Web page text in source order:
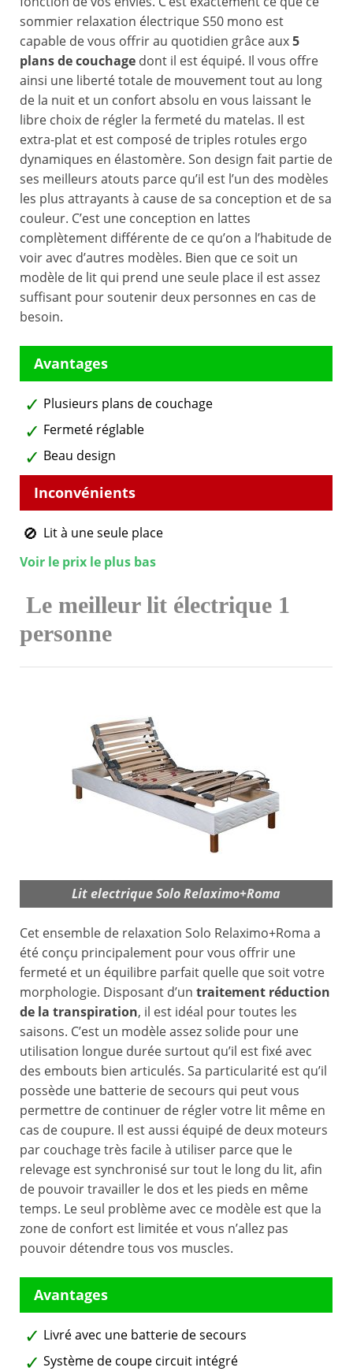
sommier relaxation électrique S50 mono est
capable de vous offrir au quotidien grâce aux5
plans de couchage dont il est équipé. Il vous offre
ainsi une liberté totale de mouvement tout au long
de la nuit et un confort absolu en vous laissant le
libre choix de régler la fermeté du matelas. Il est
extra-plat et est composé de triples rotules ergo
dynamiques en élastomère. Son design fait partie de
ses meilleurs atouts parce qu’il est l’un des modèles
les plus attrayants à cause de sa conception et de sa
couleur. C’est une conception en lattes
complètement différente de ce qu’on a l’habitude de
voir avec d’autres modèles. Bien que ce soit un
modèle de lit qui prend une seule place il est assez
suffisant pour soutenir deux personnes en cas de
besoin.
Plusieurs plans de couchage
Fermeté réglable
Beau design
Lit à une seule place
Voir le prix le plus bas
Le meilleur lit électrique 1
personne
Lit electrique Solo Relaximo+Roma
Cet ensemble de relaxation Solo Relaximo+Roma a
été conçu principalement pour vous offrir une
fermeté et un équilibre parfait quelle que soit votre
morphologie. Disposant d’un traitement réduction
de la transpiration, il est idéal pour toutes les
saisons. C’est un modèle assez solide pour une
utilisation longue durée surtout qu’il est fixé avec
des embouts bien articulés. Sa particularité est qu’il
possède une batterie de secours qui peut vous
permettre de continuer de régler votre lit même en
cas de coupure. Il est aussi équipé de deux moteurs
par couchage très facile à utiliser parce que le
relevage est synchronisé sur tout le long du lit, afin
de pouvoir travailler le dos et les pieds en même
temps. Le seul problème avec ce modèle est que la
zone de confort est limitée et vous n’allez pas
pouvoir détendre tous vos muscles.
Livré avec une batterie de secours
Système de coupe circuit intégré